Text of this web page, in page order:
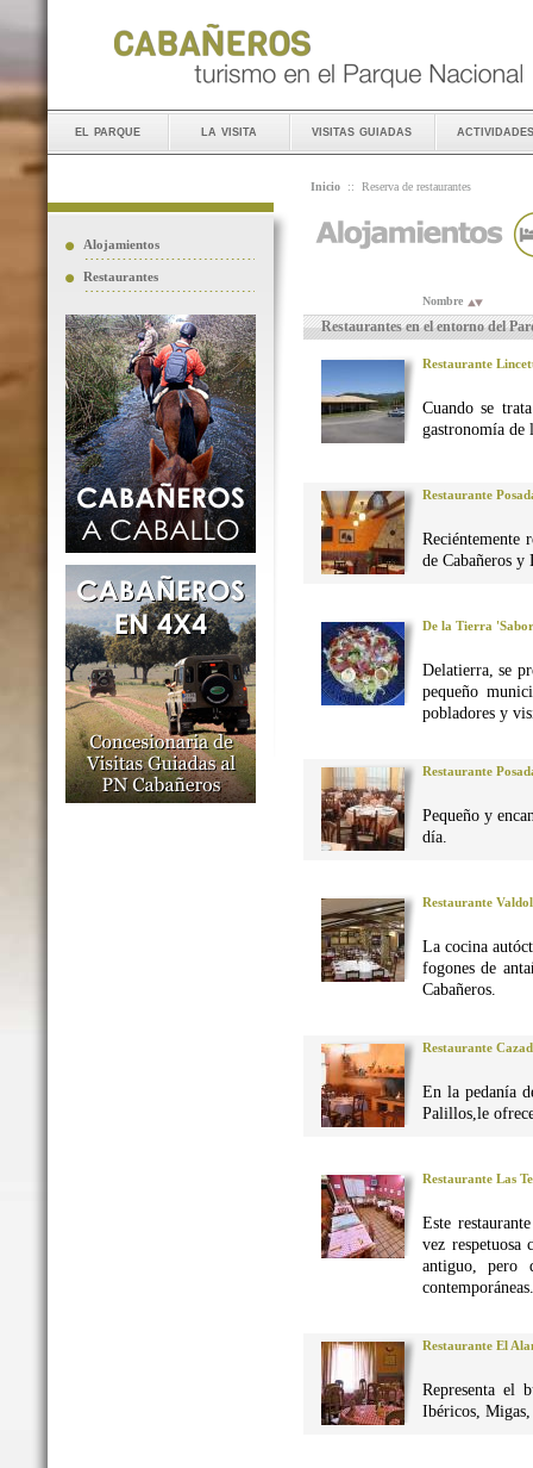
el parque la visita visitas guiadas actividades
Alojamientos
Restaurantes
Inicio :: Reserva de restaurantes
Nombre
Restaurantes en el entorno del
Restaurante
Cuando se
gastronomía de
Restaurante
Reciéntemente
de Cabañeros y
De la Tierra
Delatierra, se
pequeño
pobladores y
Restaurante
Pequeño y
día.
Restaurante
La cocina
fogones de
Cabañeros.
Restaurante
En la pedanía
Palillos,le
Restaurante Las
Este
vez
antiguo, pero
contemporáneas.
Restaurante El
Representa el
Ibéricos, Migas,